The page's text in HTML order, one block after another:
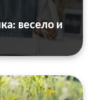
весело и